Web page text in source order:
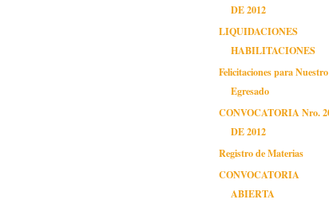
DE 2012
LIQUIDACIONES
HABILITACIONES
Felicitaciones para Nuestro
Egresado
CONVOCATORIA Nro.
DE 2012
Registro de Materias
CONVOCATORIA
ABIERTA